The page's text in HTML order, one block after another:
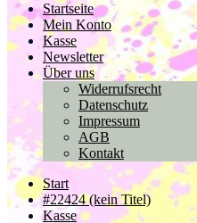
Startseite
Mein Konto
Kasse
Newsletter
Über uns
Widerrufsrecht
Datenschutz
Impressum
AGB
Kontakt
Start
#22424 (kein Titel)
Kasse